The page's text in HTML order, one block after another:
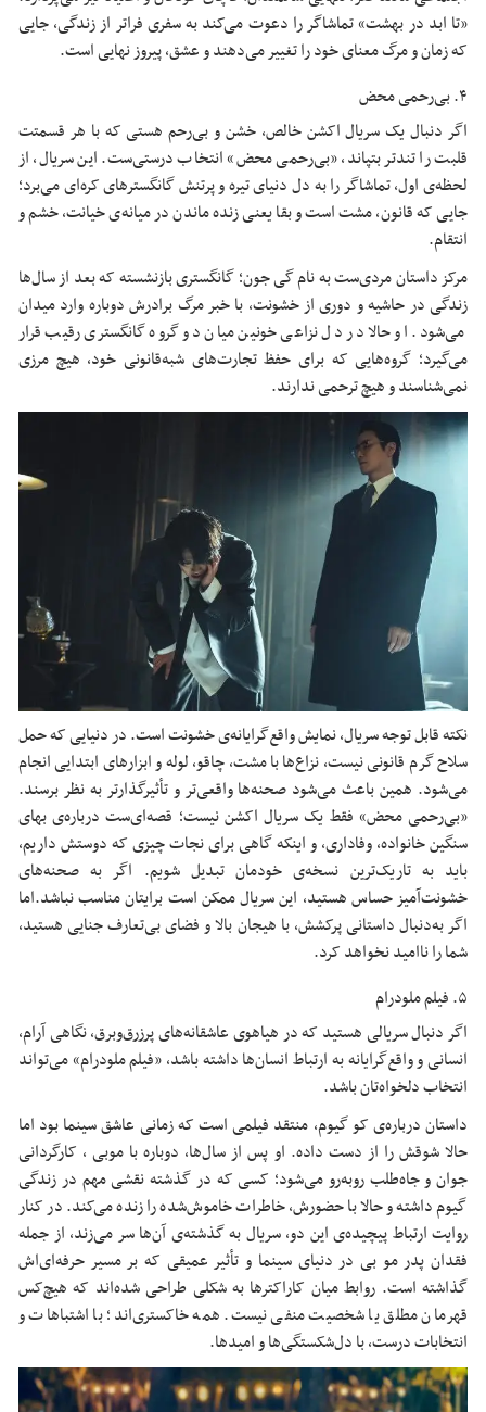
«تا ابد در بهشت» تماشاگر را دعوت می‌کند به سفری فراتر از زندگی، جایی
که زمان و مرگ معنای خود را تغییر می‌دهند و عشق، پیروز نهایی است.
۴. بی‌رحمی محض
اگر دنبال یک سریال اکشن خالص، خشن و بی‌رحم هستی که با هر قسمتت
قلبت را تندتر بتپاند، «بی‌رحمی محض» انتخاب درستی‌ست. این سریال، از
لحظه‌ی اول، تماشاگر را به دل دنیای تیره‌ و پرتنش گانگسترهای کره‌ای می‌برد؛
جایی که قانون، مشت است و بقا یعنی زنده ماندن در میانه‌ی خیانت، خشم و
انتقام.
مرکز داستان مردی‌ست به نام گی جون؛ گانگستری بازنشسته که بعد از سال‌ها
زندگی در حاشیه و دوری از خشونت، با خبر مرگ برادرش دوباره وارد میدان
می‌شود. او حالا در دل نزاعی خونین میان دو گروه گانگستری رقیب قرار
می‌گیرد؛ گروه‌هایی که برای حفظ تجارت‌های شبه‌قانونی خود، هیچ مرزی
نمی‌شناسند و هیچ ترحمی ندارند.
نکته قابل توجه سریال، نمایش واقع‌گرایانه‌ی خشونت است. در دنیایی که حمل
سلاح گرم قانونی نیست، نزاع‌ها با مشت، چاقو، لوله و ابزارهای ابتدایی انجام
می‌شود. همین باعث می‌شود صحنه‌ها واقعی‌تر و تأثیرگذارتر به نظر برسند.
«بی‌ر‌حمی محض» فقط یک سریال اکشن نیست؛ قصه‌ای‌ست درباره‌ی بهای
سنگین خانواده، وفاداری، و اینکه گاهی برای نجات چیزی که دوستش داریم،
باید به تاریک‌ترین نسخه‌ی خودمان تبدیل شویم. اگر به صحنه‌های
خشونت‌آمیز حساس هستید، این سریال ممکن است برایتان مناسب نباشد.اما
اگر به‌دنبال داستانی پرکشش، با هیجان بالا و فضای بی‌تعارف جنایی هستید،
شما را ناامید نخواهد کرد.
۵. فیلم ملودرام
اگر دنبال سریالی هستید که در هیاهوی عاشقانه‌های پرزرق‌وبرق، نگاهی آرام،
انسانی و واقع‌گرایانه به ارتباط انسان‌ها داشته باشد، «فیلم ملودرام» می‌تواند
انتخاب دلخواه‌تان باشد.
داستان درباره‌ی کو گیوم، منتقد فیلمی است که زمانی عاشق سینما بود اما
حالا شوقش را از دست داده. او پس از سال‌ها، دوباره با موبی ، کارگردانی
جوان و جاه‌طلب روبه‌رو می‌شود؛ کسی که در گذشته نقشی مهم در زندگی
گیوم داشته و حالا با حضورش، خاطرات خاموش‌شده را زنده می‌کند. در کنار
روایت ارتباط پیچیده‌ی این دو، سریال به گذشته‌ی آن‌ها سر می‌زند، از جمله
فقدان پدر مو بی در دنیای سینما و تأثیر عمیقی که بر مسیر حرفه‌ای‌اش
گذاشته است. روابط میان کاراکترها به شکلی طراحی شده‌اند که هیچ‌کس
قهرمان مطلق یا شخصیت منفی نیست. همه خاکستری‌اند؛ با اشتباهات و
انتخابات درست، با دل‌شکستگی‌ها و امیدها.